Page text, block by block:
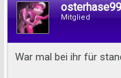
osterhase99
Mitglied
War mal bei ihr für